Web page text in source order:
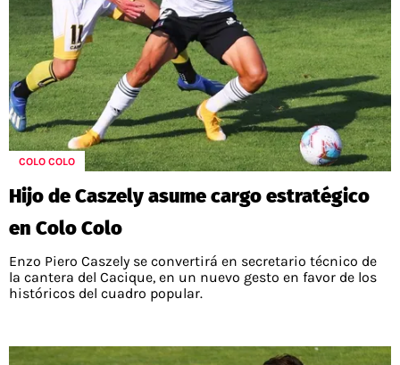
COLO COLO
Hijo de Caszely asume cargo estratégico
en Colo Colo
Enzo Piero Caszely se convertirá en secretario técnico de
la cantera del Cacique, en un nuevo gesto en favor de los
históricos del cuadro popular.